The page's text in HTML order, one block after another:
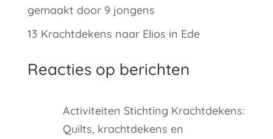
gemaakt door 9 jongens
13 Krachtdekens naar Elios in Ede
Reacties op berichten
Activiteiten Stichting Krachtdekens:
Quilts, krachtdekens en